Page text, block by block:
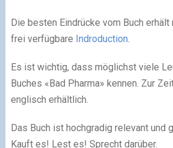
Die besten Eindrücke vom Buch erhält
frei verfügbare Indroduction.
Es ist wichtig, dass möglichst viele
Buches «Bad Pharma» kennen. Zur
englisch erhältlich.
Das Buch ist hochgradig relevant und
Kauft es! Lest es! Sprecht darüber.